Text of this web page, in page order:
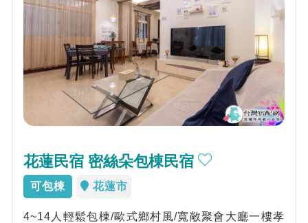
花蓮民宿 密絲朵包棟民宿
可包棟 花蓮市
4~14人輕鬆包棟/歐式鄉村風/寬敞聚會大廳一樓孝